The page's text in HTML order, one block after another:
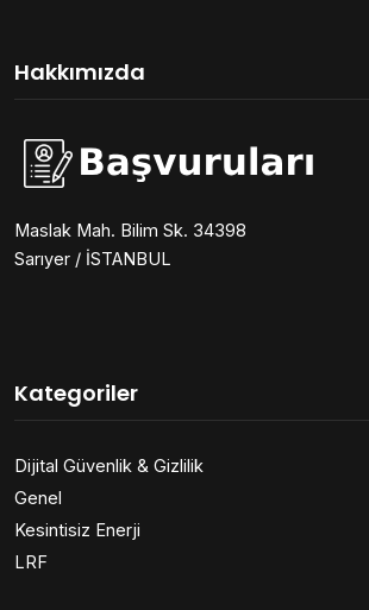
Hakkımızda
Maslak Mah. Bilim Sk. 34398
Sarıyer / İSTANBUL
Kategoriler
Dijital Güvenlik & Gizlilik
Genel
Kesintisiz Enerji
LRF